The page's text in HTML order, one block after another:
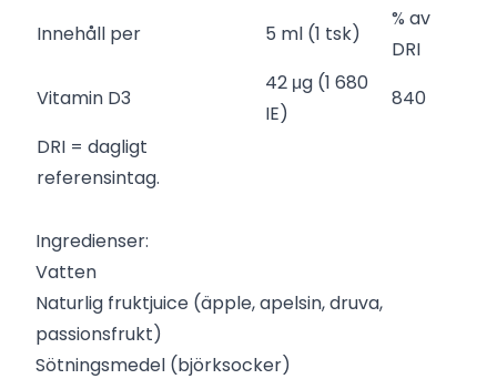
Innehåll per
5 ml (1 tsk)
% av
DRI
Vitamin D3
42 μg (1 680
IE)
840
DRI = dagligt
referensintag.
Ingredienser:
Vatten
Naturlig fruktjuice (äpple, apelsin, druva,
passionsfrukt)
Sötningsmedel (björksocker)